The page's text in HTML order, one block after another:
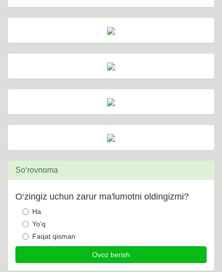
So‘rovnoma
O‘zingiz uchun zarur ma'lumotni oldingizmi?
Ha
Yo‘q
Faqat qisman